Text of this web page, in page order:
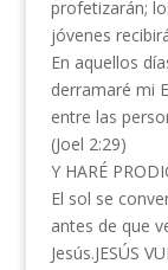
profetizarán;
jóvenes
En aquellos
derramaré mi
entre las
(Joel 2:29)
Y HARÉ
El sol se
antes de que
Jesús.JESÚS